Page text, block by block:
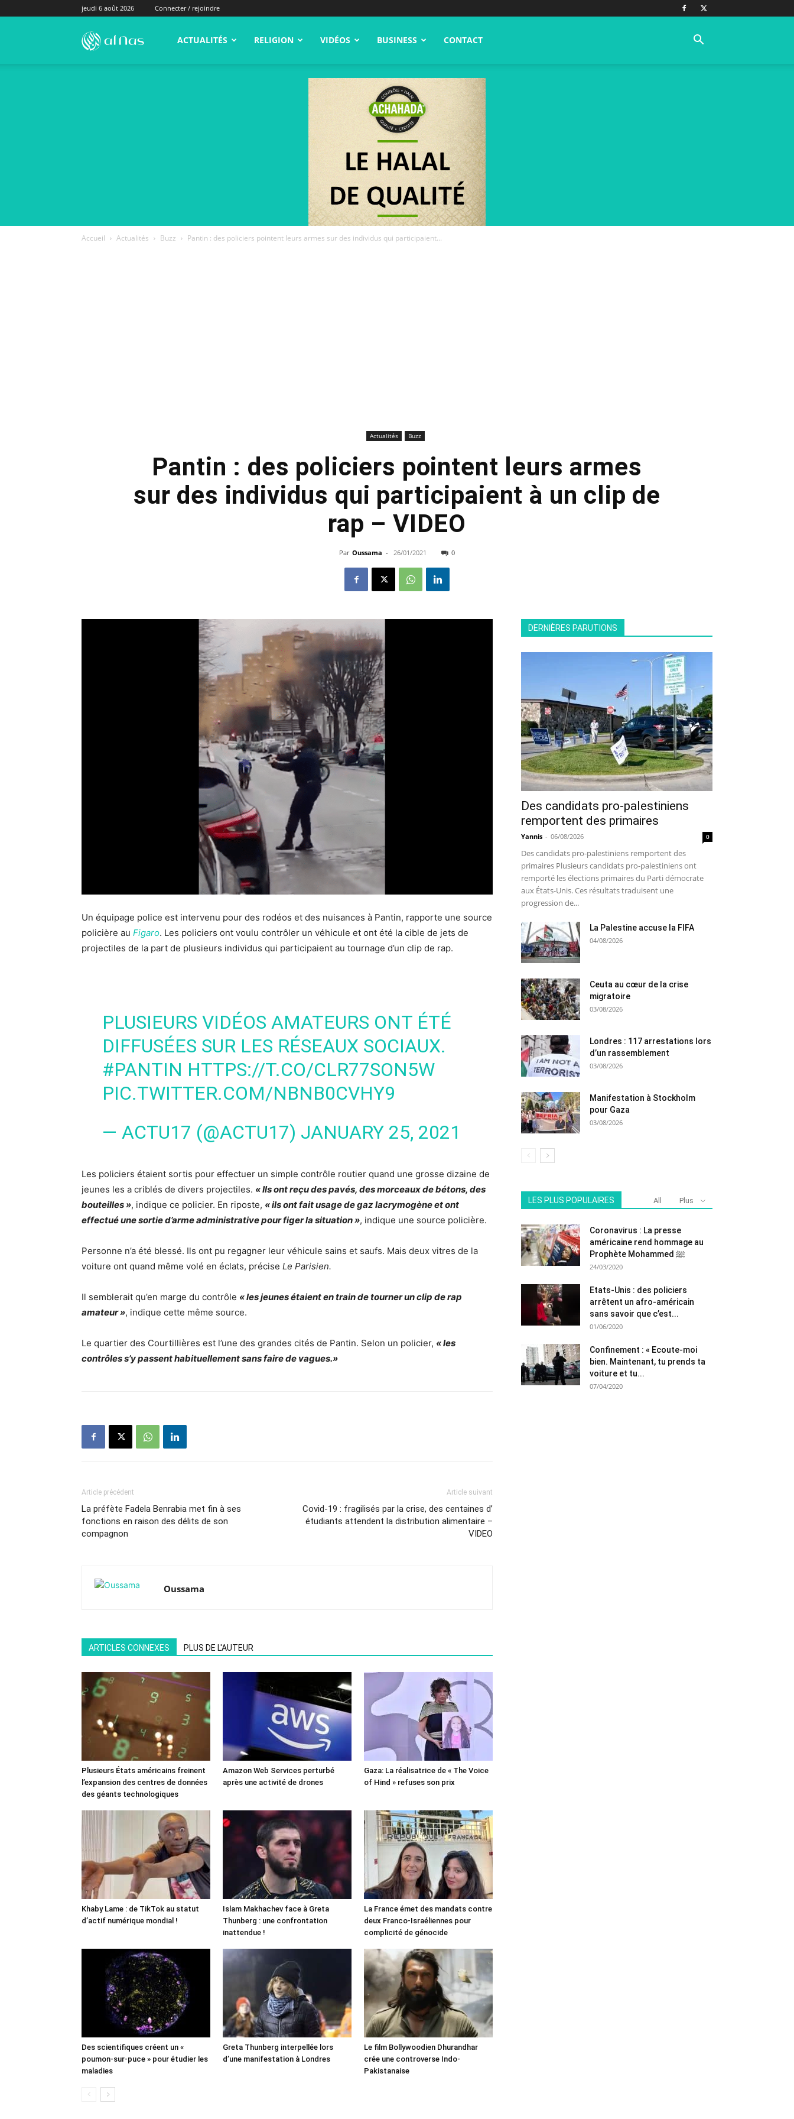
jeudi 6 août 2026 Connecter / rejoindre
alNas.fr ACTUALITÉS RELIGION VIDÉOS BUSINESS CONTACT
Accueil Actualités Buzz Pantin : des policiers pointent leurs armes sur des individus qui participaient...
Actualités Buzz
Pantin : des policiers pointent leurs armes
sur des individus qui participaient à un clip de
rap – VIDEO
Par Oussama - 26/01/2021 0
Un équipage police est intervenu pour des rodéos et des nuisances à Pantin, rapporte une source
policière au Figaro. Les policiers ont voulu contrôler un véhicule et ont été la cible de jets de
projectiles de la part de plusieurs individus qui participaient au tournage d’un clip de rap.
PLUSIEURS VIDÉOS AMATEURS ONT ÉTÉ
DIFFUSÉES SUR LES RÉSEAUX SOCIAUX.
#PANTIN HTTPS://T.CO/CLR77SON5W
PIC.TWITTER.COM/NBNB0CVHY9
— ACTU17 (@ACTU17) JANUARY 25, 2021
Les policiers étaient sortis pour effectuer un simple contrôle routier quand une grosse dizaine de
jeunes les a criblés de divers projectiles. « Ils ont reçu des pavés, des morceaux de bétons, des
bouteilles », indique ce policier. En riposte, « ils ont fait usage de gaz lacrymogène et ont
effectué une sortie d’arme administrative pour figer la situation », indique une source policière.
Personne n’a été blessé. Ils ont pu regagner leur véhicule sains et saufs. Mais deux vitres de la
voiture ont quand même volé en éclats, précise Le Parisien.
Il semblerait qu’en marge du contrôle « les jeunes étaient en train de tourner un clip de rap
amateur », indique cette même source.
Le quartier des Courtillières est l’une des grandes cités de Pantin. Selon un policier, « les
contrôles s’y passent habituellement sans faire de vagues.»
Article précédent
La préfète Fadela Benrabia met fin à ses
fonctions en raison des délits de son
compagnon
Article suivant
Covid-19 : fragilisés par la crise, des centaines d’
étudiants attendent la distribution alimentaire –
VIDEO
Oussama
ARTICLES CONNEXES PLUS DE L'AUTEUR
Plusieurs États américains freinent
l’expansion des centres de données
des géants technologiques
Amazon Web Services perturbé
après une activité de drones
Gaza: La réalisatrice de « The Voice
of Hind » refuses son prix
Khaby Lame : de TikTok au statut
d’actif numérique mondial !
Islam Makhachev face à Greta
Thunberg : une confrontation
inattendue !
La France émet des mandats contre
deux Franco-Israéliennes pour
complicité de génocide
Des scientifiques créent un «
poumon-sur-puce » pour étudier les
maladies
Greta Thunberg interpellée lors
d’une manifestation à Londres
Le film Bollywoodien Dhurandhar
crée une controverse Indo-
Pakistanaise
DERNIÈRES PARUTIONS
Des candidats pro-palestiniens
remportent des primaires
Yannis - 06/08/2026 0
Des candidats pro-palestiniens remportent des
primaires Plusieurs candidats pro-palestiniens ont
remporté les élections primaires du Parti démocrate
aux États-Unis. Ces résultats traduisent une
progression de...
La Palestine accuse la FIFA
04/08/2026
Ceuta au cœur de la crise
migratoire
03/08/2026
Londres : 117 arrestations lors
d’un rassemblement
03/08/2026
Manifestation à Stockholm
pour Gaza
03/08/2026
LES PLUS POPULAIRES All Plus
Coronavirus : La presse
américaine rend hommage au
Prophète Mohammed ﷺ
24/03/2020
Etats-Unis : des policiers
arrêtent un afro-américain
sans savoir que c’est...
01/06/2020
Confinement : « Ecoute-moi
bien. Maintenant, tu prends ta
voiture et tu...
07/04/2020